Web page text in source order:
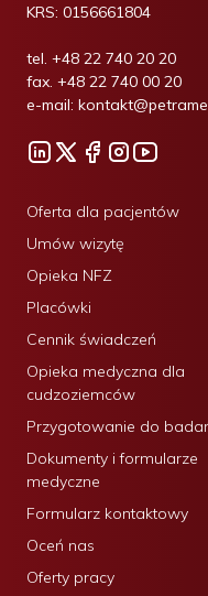
KRS: 0156661804
tel. +48 22 740 20 20
fax. +48 22 740 00 20
e-mail:
Oferta dla pacjentów
Umów wizytę
Opieka NFZ
Placówki
Cennik świadczeń
Opieka medyczna dla
cudzoziemców
Przygotowanie do
Dokumenty i formularze
medyczne
Formularz kontaktowy
Oceń nas
Oferty pracy